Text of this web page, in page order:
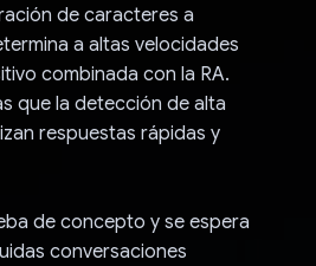
de caracteres a
a altas velocidades
combinada con la RA.
que la detección de alta
respuestas rápidas y
de concepto y se espera
conversaciones